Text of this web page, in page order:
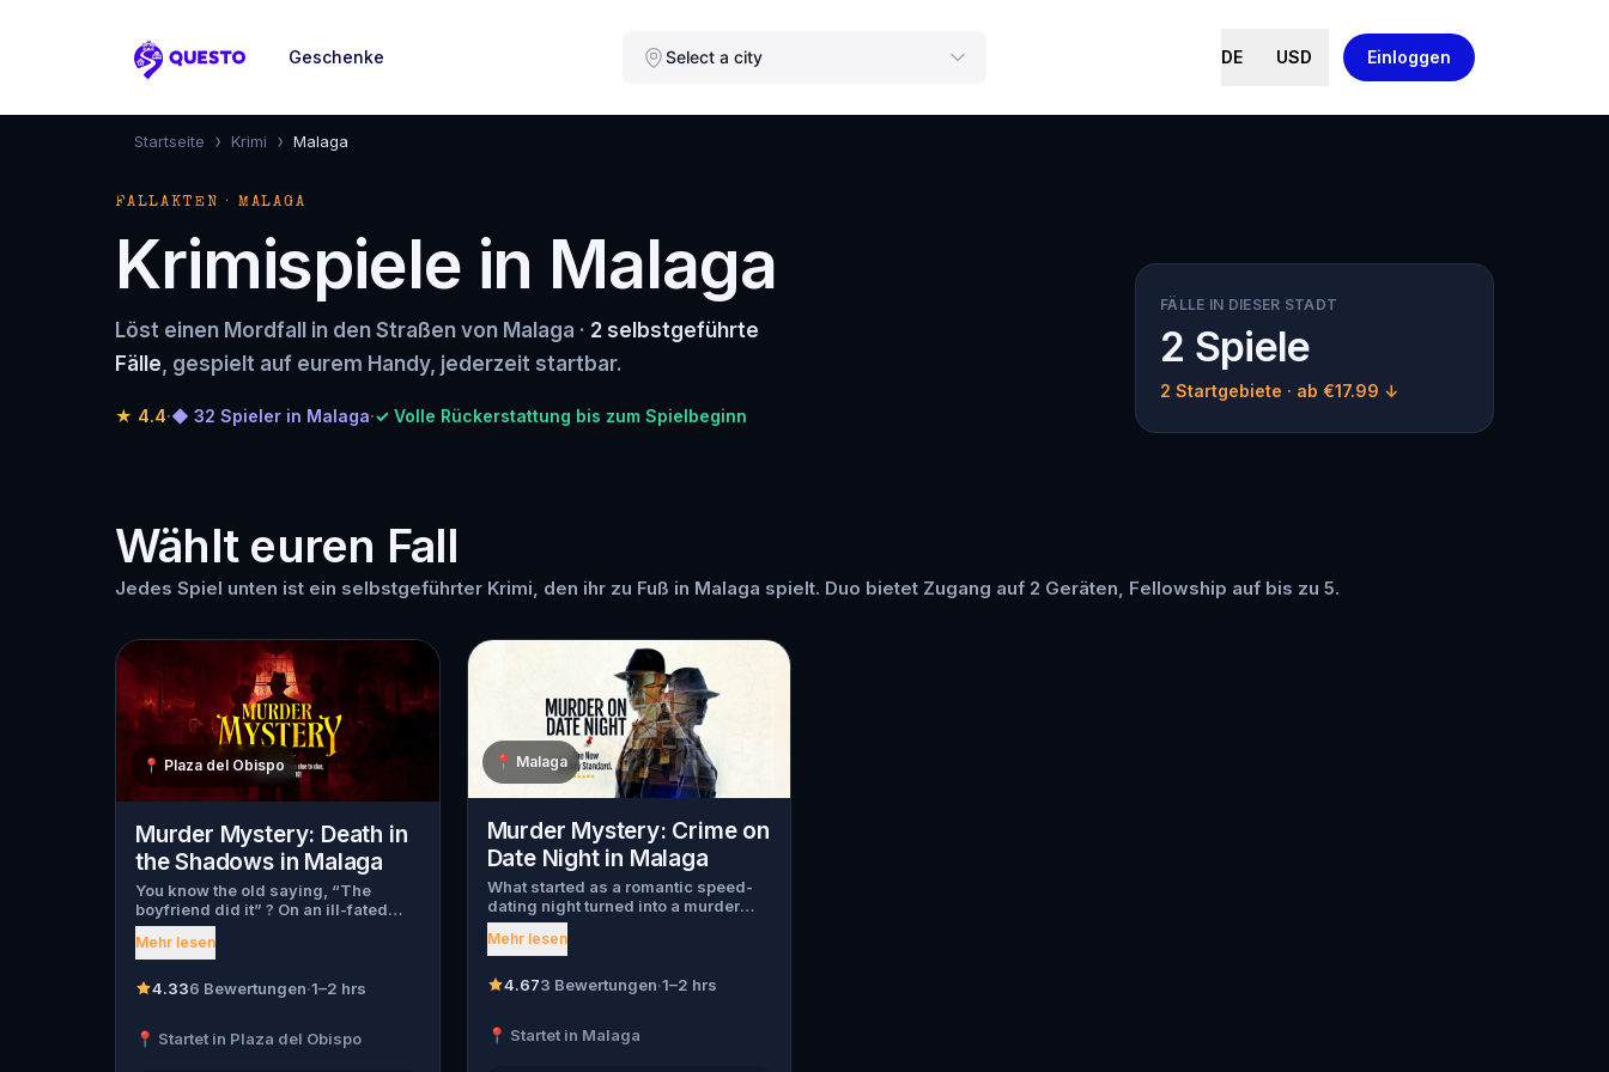
Questo
Select a city
Geschenke DE USD Einloggen
Startseite › Krimi › Malaga
FALLAKTEN · MALAGA
Krimispiele in Malaga
Löst einen Mordfall in den Straßen von Malaga · 2 selbstgeführte
Fälle, gespielt auf eurem Handy, jederzeit startbar.
★ 4.4·◆ 32 Spieler in Malaga·✓ Volle Rückerstattung bis zum Spielbeginn
FÄLLE IN DIESER STADT
2 Spiele
2 Startgebiete · ab €17.99 ↓
Wählt euren Fall
Jedes Spiel unten ist ein selbstgeführter Krimi, den ihr zu Fuß in Malaga spielt. Duo bietet Zugang auf 2 Geräten, Fellowship auf bis zu 5.
📍 Plaza del Obispo
Murder Mystery: Death in
the Shadows in Malaga
You know the old saying, “The
boyfriend did it” ? On an ill-fated
night, love goes terribly wrong for
Bella Wanderlust and Walter Bridges
found dead during a ghost tour led
truth. Was it Walter, the obsessed
Mehr lesen
4.336 Bewertungen·1–2 hrs
📍 Startet in Plaza del Obispo
📍 Malaga
Murder Mystery: Crime on
Date Night in Malaga
What started as a romantic speed-
dating night turned into a murder
mystery. Just as introductions
begin, a chilling scream tears
has been murdered , and the killer
forward. This was no random attack.
Mehr lesen
4.673 Bewertungen·1–2 hrs
📍 Startet in Malaga